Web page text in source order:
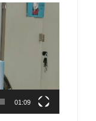
01:09